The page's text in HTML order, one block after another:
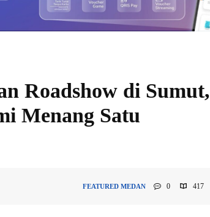
Roadshow di Sumut,
Menang Satu
FEATURED MEDAN 0 417